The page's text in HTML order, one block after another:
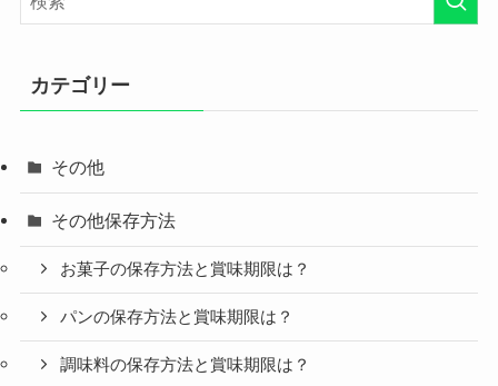
カテゴリー
その他
その他保存方法
お菓子の保存方法と賞味期限は？
パンの保存方法と賞味期限は？
調味料の保存方法と賞味期限は？